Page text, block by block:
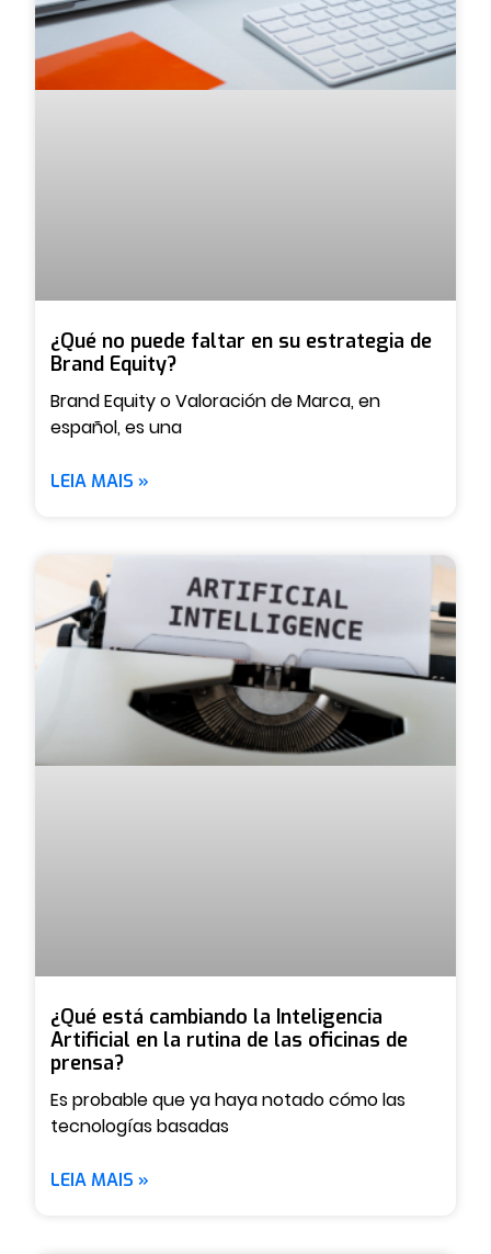
¿Qué no puede faltar en su estrategia de
Brand Equity?
Brand Equity o Valoración de Marca, en
español, es una
LEIA MAIS »
¿Qué está cambiando la Inteligencia
Artificial en la rutina de las oficinas de
prensa?
Es probable que ya haya notado cómo las
tecnologías basadas
LEIA MAIS »